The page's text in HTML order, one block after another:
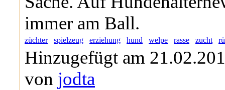
immer am Ball.
züchter spielzeug erziehung hund welpe rasse zucht
Hinzugefügt am
von jodta